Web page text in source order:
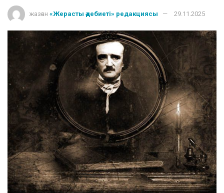
жазған «Жерасты әдебиеті» редакциясы 29.11.2025